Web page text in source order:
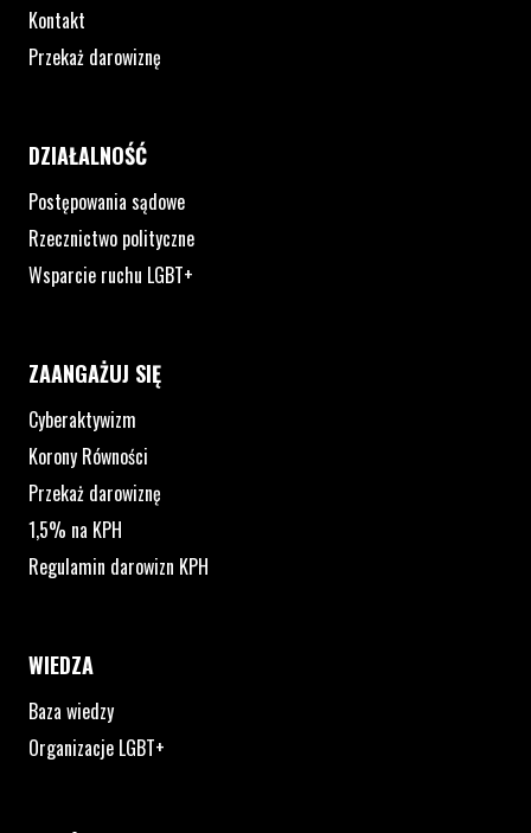
Kontakt
Przekaż darowiznę
DZIAŁALNOŚĆ
Postępowania sądowe
Rzecznictwo polityczne
Wsparcie ruchu LGBT+
ZAANGAŻUJ SIĘ
Cyberaktywizm
Korony Równości
Przekaż darowiznę
1,5% na KPH
Regulamin darowizn KPH
WIEDZA
Baza wiedzy
Organizacje LGBT+